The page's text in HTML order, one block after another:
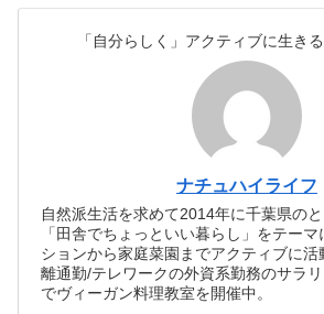
「自分らしく」アクティブに生き
ナチュハイライフ
自然派生活を求めて2014年に千葉県のと
「田舎でちょっといい暮らし」をテー
ションから家庭菜園までアクティブに
離通勤/テレワークの外資系勤務のサラ
でヴィーガン料理教室を開催中。